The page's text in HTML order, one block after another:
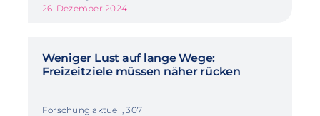
26. Dezember 2024
Weniger Lust auf lange Wege:
Freizeitziele müssen näher rücken
Forschung aktuell, 307